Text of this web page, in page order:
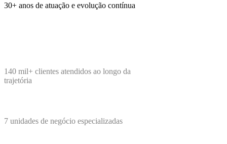
30+ anos de atuação e evolução contínua
140 mil+ clientes atendidos ao longo da
trajetória
7 unidades de negócio especializadas